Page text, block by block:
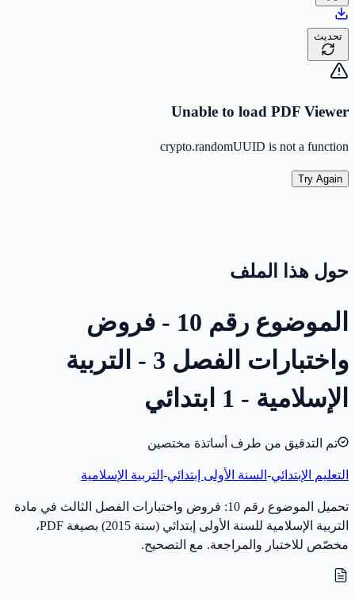
تحديث
Unable to load PDF Viewer
crypto.randomUUID is not a function
Try Again
حول هذا الملف
الموضوع رقم 10 - فروض
واختبارات الفصل 3 - التربية
الإسلامية - 1 ابتدائي
تم التدقيق من طرف أساتذة مختصين
التعليم الإبتدائي- السنة الأولى إبتدائي- التربية الإسلامية
تحميل الموضوع رقم 10: فروض واختبارات الفصل الثالث في مادة
التربية الإسلامية للسنة الأولى إبتدائي (سنة 2015) بصيغة PDF،
مخصّص للاختبار والمراجعة. مع التصحيح.